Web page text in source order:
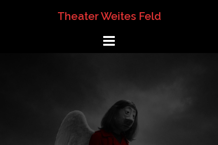
Theater Weites Feld